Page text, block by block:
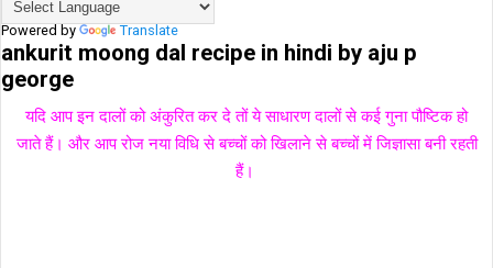
Powered by Translate
ankurit moong dal recipe in hindi by aju p
george
यदि आप इन दालों को अंकुरित कर दे तों ये साधारण दालों से कई गुना पौष्टिक हो
जाते हैं। और आप रोज नया विधि से बच्चों को खिलाने से बच्चों में जिज्ञासा बनी रहती
हैं।